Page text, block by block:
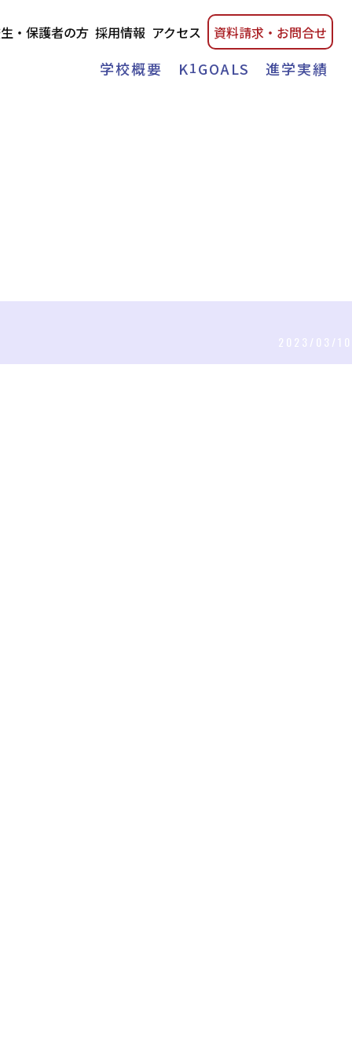
・保護者の方 採用情報 アクセス 資料請求・ お問合せ
学校概要 K1GOALS 進学実績
2023/03/10